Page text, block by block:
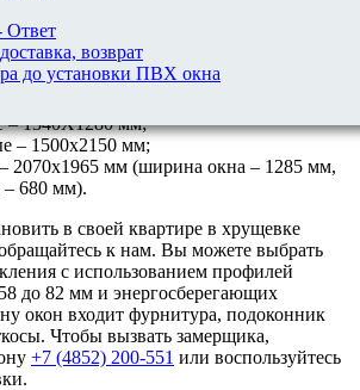
Ответ
возврат
до установки ПВХ окна
серии 1-335 окна примерно на 10
домов того времени. При замене
пластиковые используются оконные
– 1340Х1280 мм;
– 1500х2150 мм;
2070х1965 мм (ширина окна – 1285 мм,
680 мм).
в своей квартире в хрущевке
к нам. Вы можете выбрать
с использованием профилей
до 82 мм и энергосберегающих
окон входит фурнитура, подоконник
Чтобы вызвать замерщика,
+7 (4852) 200-551 или воспользуйтесь